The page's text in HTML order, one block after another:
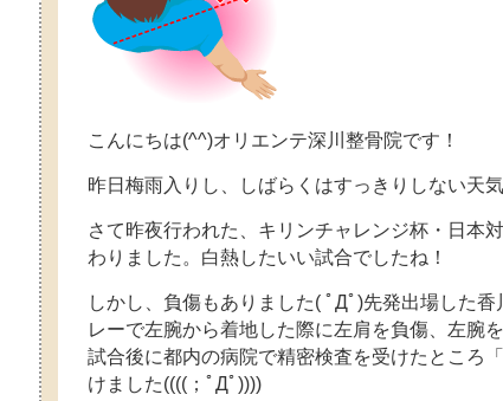
こんにちは(^^)オリエンテ深川整骨院です！
昨日梅雨入りし、しばらくはすっきりしない天
さて昨夜行われた、キリンチャレンジ杯・日本
わりました。白熱したいい試合でしたね！
しかし、負傷もありました( ﾟДﾟ)先発出場した
レーで左腕から着地した際に左肩を負傷、左腕
試合後に都内の病院で精密検査を受けたところ「
けました((((；ﾟДﾟ))))